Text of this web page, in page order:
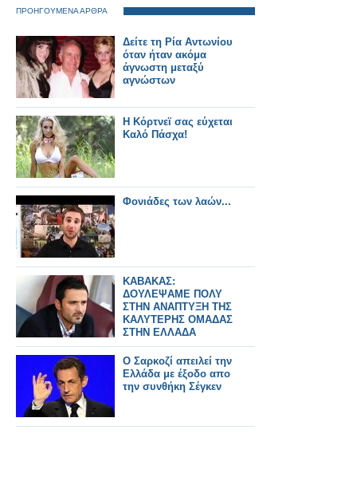
ΠΡΟΗΓΟΥΜΕΝΑ ΑΡΘΡΑ
Δείτε τη Ρία Αντωνίου
όταν ήταν ακόμα
άγνωστη μεταξύ
αγνώστων
H Κόρτνεϊ σας εύχεται
Καλό Πάσχα!
Φονιάδες των λαών...
ΚΑΒΑΚΑΣ:
ΔΟΥΛΕΨΑΜΕ ΠΟΛΥ
ΣΤΗΝ ΑΝΑΠΤΥΞΗ ΤΗΣ
ΚΑΛΥΤΕΡΗΣ ΟΜΑΔΑΣ
ΣΤΗΝ ΕΛΛΑΔΑ
Ο Σαρκοζί απειλεί την
Ελλάδα με έξοδο απο
την συνθήκη Σέγκεν